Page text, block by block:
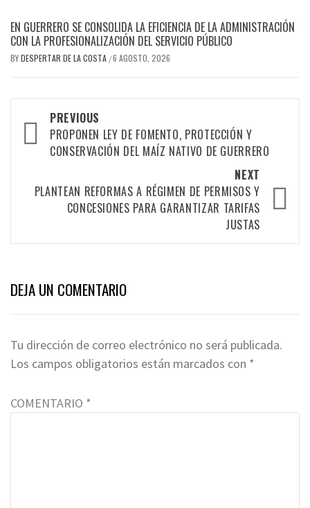
EN GUERRERO SE CONSOLIDA LA EFICIENCIA DE LA ADMINISTRACIÓN
CON LA PROFESIONALIZACIÓN DEL SERVICIO PÚBLICO
BYDESPERTAR DE LA COSTA /6 AGOSTO, 2026
Post
navigation
PREVIOUS
PROPONEN LEY DE FOMENTO, PROTECCIÓN Y
CONSERVACIÓN DEL MAÍZ NATIVO DE GUERRERO
NEXT
PLANTEAN REFORMAS A RÉGIMEN DE PERMISOS Y
CONCESIONES PARA GARANTIZAR TARIFAS
JUSTAS
DEJA UN COMENTARIO
Tu dirección de correo electrónico no será publicada.
Los campos obligatorios están marcados con *
COMENTARIO *